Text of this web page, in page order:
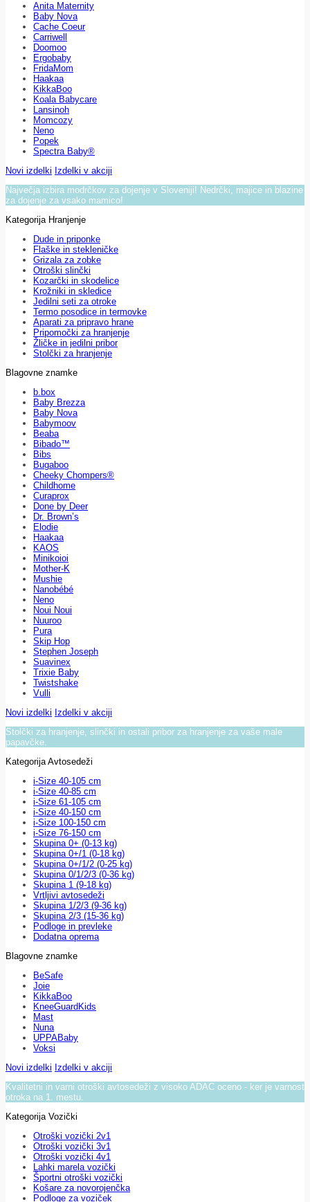
Anita Maternity
Baby Nova
Cache Coeur
Carriwell
Doomoo
Ergobaby
FridaMom
Haakaa
KikkaBoo
Koala Babycare
Lansinoh
Momcozy
Neno
Popek
Spectra Baby®
Novi izdelki Izdelki v akciji
Največja izbira modrčkov za dojenje v Sloveniji! Nedrčki, majice in blazine
za dojenje za vsako mamico!
Kategorija Hranjenje
Dude in priponke
Flaške in stekleničke
Grizala za zobke
Otroški slinčki
Kozarčki in skodelice
Krožniki in skledice
Jedilni seti za otroke
Termo posodice in termovke
Aparati za pripravo hrane
Pripomočki za hranjenje
Žličke in jedilni pribor
Stolčki za hranjenje
Blagovne znamke
b.box
Baby Brezza
Baby Nova
Babymoov
Beaba
Bibado™
Bibs
Bugaboo
Cheeky Chompers®
Childhome
Curaprox
Done by Deer
Dr. Brown’s
Elodie
Haakaa
KAOS
Minikoioi
Mother-K
Mushie
Nanobébé
Neno
Noui Noui
Nuuroo
Pura
Skip Hop
Stephen Joseph
Suavinex
Trixie Baby
Twistshake
Vulli
Novi izdelki Izdelki v akciji
Stolčki za hranjenje, slinčki in ostali pribor za hranjenje za vaše male
papavčke.
Kategorija Avtosedeži
i-Size 40-105 cm
i-Size 40-85 cm
i-Size 61-105 cm
i-Size 40-150 cm
i-Size 100-150 cm
i-Size 76-150 cm
Skupina 0+ (0-13 kg)
Skupina 0+/1 (0-18 kg)
Skupina 0+/1/2 (0-25 kg)
Skupina 0/1/2/3 (0-36 kg)
Skupina 1 (9-18 kg)
Vrtljivi avtosedeži
Skupina 1/2/3 (9-36 kg)
Skupina 2/3 (15-36 kg)
Podloge in prevleke
Dodatna oprema
Blagovne znamke
BeSafe
Joie
KikkaBoo
KneeGuardKids
Mast
Nuna
UPPABaby
Voksi
Novi izdelki Izdelki v akciji
Kvalitetni in varni otroški avtosedeži z visoko ADAC oceno - ker je varnost
otroka na 1. mestu.
Kategorija Vozički
Otroški vozički 2v1
Otroški vozički 3v1
Otroški vozički 4v1
Lahki marela vozički
Športni otroški vozički
Košare za novorojenčka
Podloge za voziček